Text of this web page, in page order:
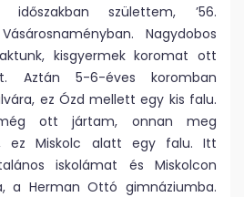
születtem, ’56.
Nagydobos
kisgyermek koromat ott
Aztán 5-6-éves koromban
ez Ózd mellett egy kis falu.
ott jártam, onnan meg
ez Miskolc alatt egy falu. Itt
iskolámat és Miskolcon
a Herman Ottó gimnáziumba.